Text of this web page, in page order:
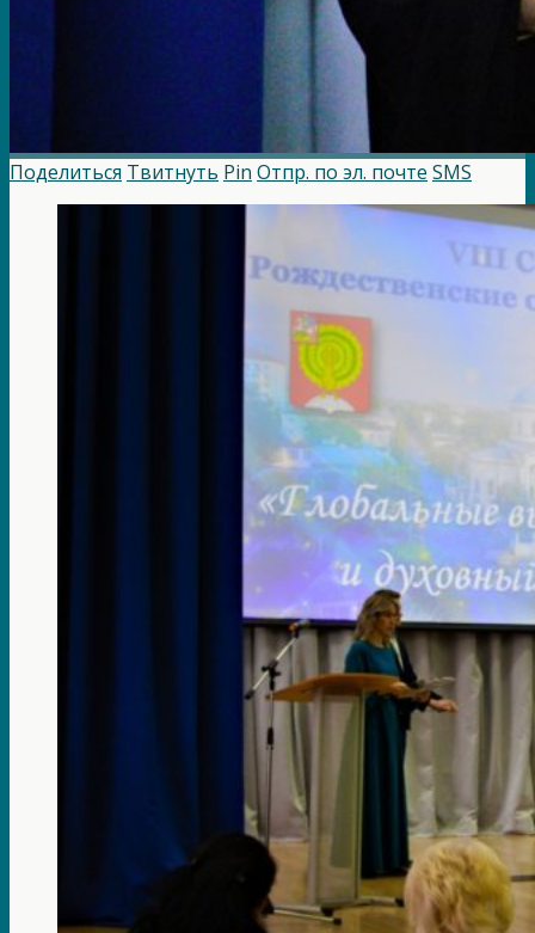
Поделиться Твитнуть Pin Отпр. по эл. почте SMS